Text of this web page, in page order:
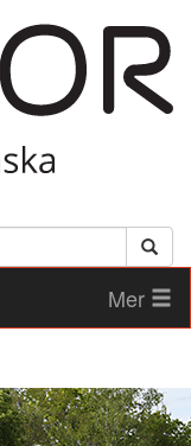
Mer